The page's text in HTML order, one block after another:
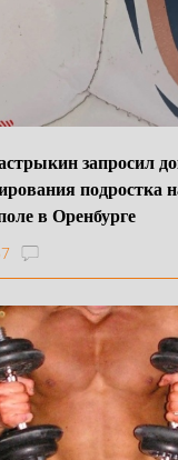
запросил
подростка
в Оренбурге